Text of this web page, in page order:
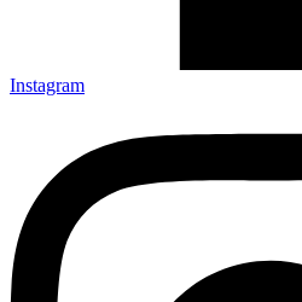
Instagram